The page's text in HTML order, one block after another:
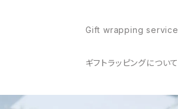
Gift wrapping service
ギフトラッピングについて